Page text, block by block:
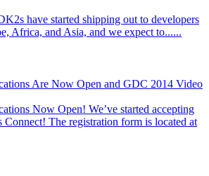
have started shipping out to developers
Africa, and Asia, and we expect to......
Are Now Open and GDC 2014 Video
Now Open! We’ve started accepting
The registration form is located at